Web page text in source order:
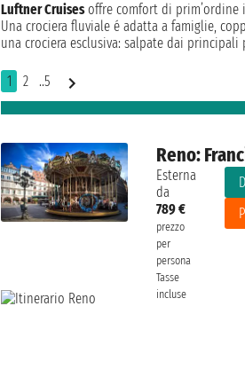
Luftner Cruisesoffre comfort di prim’ordine
Una crociera fluviale é adatta a famiglie,
una crociera esclusiva: salpate dai
1 2 ..5
Reno:
Esterna
da
789 €
prezzo
per
persona
Tasse
incluse